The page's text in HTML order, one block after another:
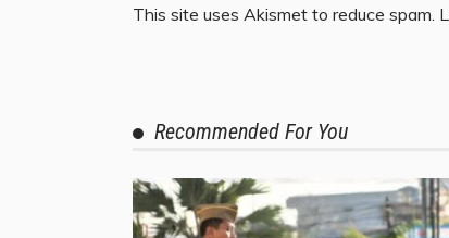
This site uses Akismet to reduce spam.
Recommended For You